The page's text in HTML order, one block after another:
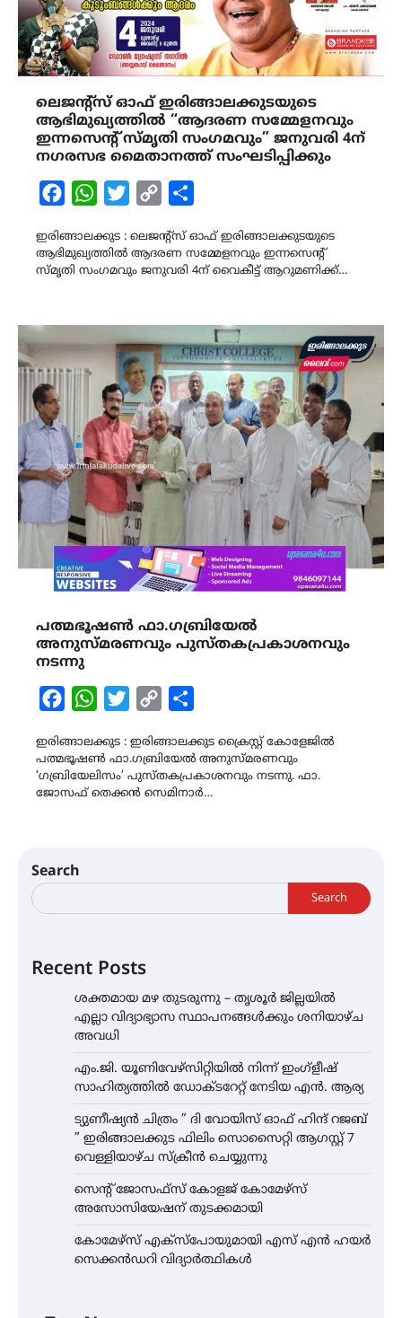
ലെജന്റ്‌സ് ഓഫ് ഇരിങ്ങാലക്കുടയുടെ
ആഭിമുഖ്യത്തില്‍ “ആദരണ സമ്മേളനവും
ഇന്നസെന്റ് സ്മൃതി സംഗമവും” ജനുവരി 4ന്
നഗരസഭ മൈതാനത്ത് സംഘടിപ്പിക്കും
FacebookWhatsAppTwitterCopy
ഇരിങ്ങാലക്കുട : ലെജന്റ്‌സ് ഓഫ് ഇരിങ്ങാലക്കുടയുടെ
ആഭിമുഖ്യത്തില്‍ ആദരണ സമ്മേളനവും ഇന്നസെന്റ്
സ്മൃതി സംഗമവും ജനുവരി 4ന് വൈകീട്ട് ആറുമണിക്ക്…
പത്മഭൂഷൺ ഫാ.ഗബ്രിയേൽ
അനുസ്മരണവും പുസ്തകപ്രകാശനവും
നടന്നു
FacebookWhatsAppTwitterCopy
ഇരിങ്ങാലക്കുട : ഇരിങ്ങാലക്കുട ക്രൈസ്റ്റ് കോളേജിൽ
പത്മഭൂഷൺ ഫാ.ഗബ്രിയേൽ അനുസ്മരണവും
‘ഗബ്രിയേലിസം’ പുസ്തകപ്രകാശനവും നടന്നു. ഫാ.
ജോസഫ് തെക്കൻ സെമിനാർ…
Search
Search
Recent Posts
ശക്തമായ മഴ തുടരുന്നു – തൃശൂർ ജില്ലയിൽ
എല്ലാ വിദ്യാഭ്യാസ സ്ഥാപനങ്ങൾക്കും ശനിയാഴ്ച
അവധി
എം.ജി. യൂണിവേഴ്‌സിറ്റിയിൽ നിന്ന് ഇംഗ്ളീഷ്
സാഹിത്യത്തിൽ ഡോക്ടറേറ്റ് നേടിയ എൻ. ആര്യ
ട്യുണീഷ്യൻ ചിത്രം ” ദി വോയിസ് ഓഫ് ഹിന്ദ് റജബ്
” ഇരിങ്ങാലക്കുട ഫിലിം സൊസൈറ്റി ആഗസ്റ്റ് 7
വെള്ളിയാഴ്ച സ്‌ക്രീൻ ചെയ്യുന്നു
സെന്റ് ജോസഫ്സ് കോളജ് കോമേഴ്‌സ്
അസോസിയേഷന് തുടക്കമായി
കോമേഴ്സ് എക്സ്പോയുമായി എസ് എൻ ഹയർ
സെക്കൻഡറി വിദ്യാർത്ഥികൾ